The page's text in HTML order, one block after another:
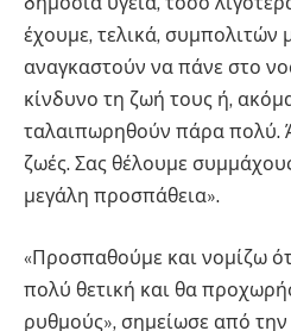
έχουμε, τελικά, συμπολιτών
αναγκαστούν να πάνε στο
κίνδυνο τη ζωή τους ή,
ταλαιπωρηθούν πάρα πολύ.
ζωές. Σας θέλουμε
μεγάλη προσπάθεια».
«Προσπαθούμε και νομίζω
πολύ θετική και θα
ρυθμούς», σημείωσε από